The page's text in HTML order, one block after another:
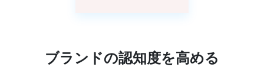
ブランドの認知度を高める